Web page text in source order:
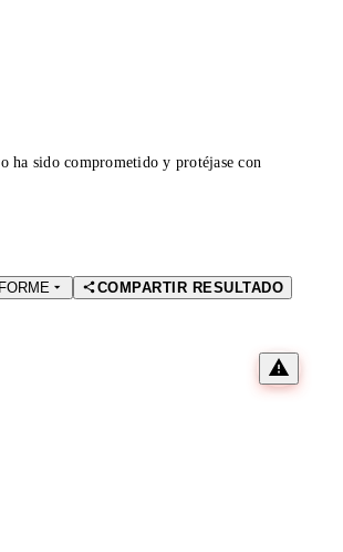
ha sido comprometido y protéjase con
COMPARTIR RESULTADO